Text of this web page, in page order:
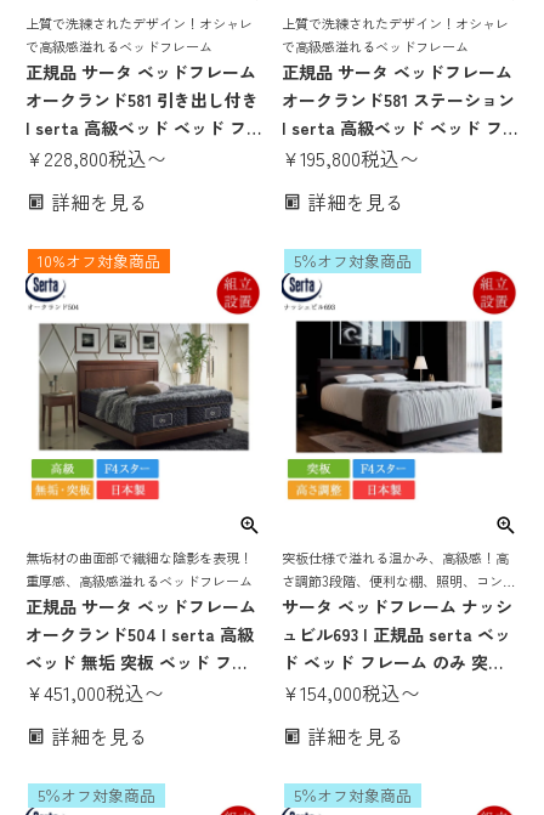
上質で洗練されたデザイン！オシャレ
で高級感溢れるベッドフレーム
正規品 サータ ベッドフレーム
オークランド581 引き出し付き
| serta 高級ベッド ベッド フ
レーム のみ 突板 日本製 国産
収納ベッド パーソナルシング
1
¥228,800税込〜
詳細を見る
上質で洗練されたデザイン！オシャレ
で高級感溢れるベッドフレーム
正規品 サータ ベッドフレーム
オークランド581 ステーション
| serta 高級ベッド ベッド フ
レーム のみ 突板 日本製 国産
高さ調節 脚付き パーソナルシ
ーン1
¥195,800税込〜
詳細を見る
無垢材の曲面部で繊細な陰影を表現！
重厚感、高級感溢れるベッドフレーム
正規品 サータ ベッドフレーム
オークランド504 | serta 高級
ベッド 無垢 突板 ベッド フレ
ーム のみ 日本製 国産 F4スタ
10%オフ対象商品
¥451,000税込〜
詳細を見る
突板仕様で溢れる温かみ、高級感！高
さ調節3段階、便利な棚、照明、コンセ
ント付き 定番ベッドフレーム
サータ ベッドフレーム ナッシ
ュビル693 | 正規品 serta ベッ
ド ベッド フレーム のみ 突板
日本製 国産 F4スター 高さ調
ロータイプ 宮付き 棚付き LED
ソナルシングル セミダブル ダ
5％オフ対象商品
¥154,000税込〜
詳細を見る
5％オフ対象商品 5％オフ対象商品